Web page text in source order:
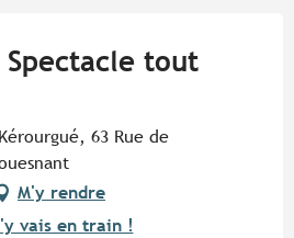
Spectacle tout
63 Rue de
M'y rendre
vais en train !